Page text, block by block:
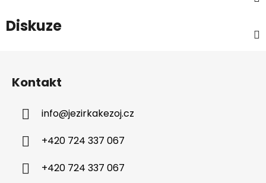
Diskuze
Kontakt
info@jezirkakezoj.cz
+420 724 337 067
+420 724 337 067